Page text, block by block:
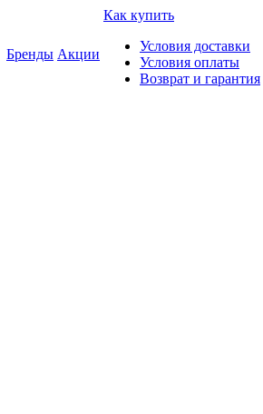
Бренды Акции
Как купить
Условия доставки
Условия оплаты
Возврат и гарантия